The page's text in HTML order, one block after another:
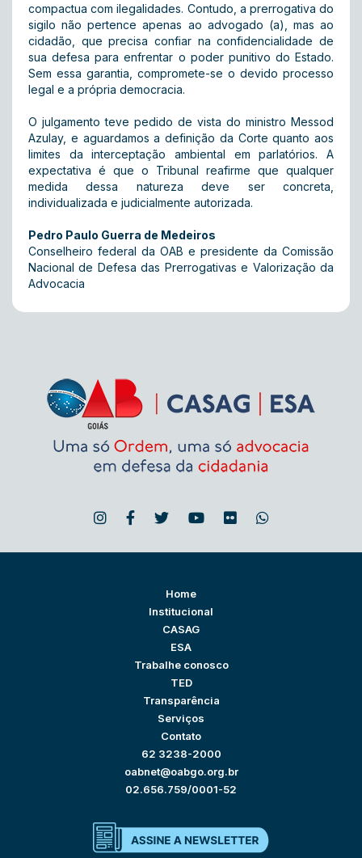
compactua com ilegalidades. Contudo, a prerrogativa do
sigilo não pertence apenas ao advogado (a), mas ao
cidadão, que precisa confiar na confidencialidade de
sua defesa para enfrentar o poder punitivo do Estado.
Sem essa garantia, compromete-se o devido processo
legal e a própria democracia.
O julgamento teve pedido de vista do ministro Messod
Azulay, e aguardamos a definição da Corte quanto aos
limites da interceptação ambiental em parlatórios. A
expectativa é que o Tribunal reafirme que qualquer
medida dessa natureza deve ser concreta,
individualizada e judicialmente autorizada.
Pedro Paulo Guerra de Medeiros
Conselheiro federal da OAB e presidente da Comissão
Nacional de Defesa das Prerrogativas e Valorização da
Advocacia
Home
Institucional
CASAG
ESA
Trabalhe conosco
TED
Transparência
Serviços
Contato
62 3238-2000
oabnet@oabgo.org.br
02.656.759/0001-52